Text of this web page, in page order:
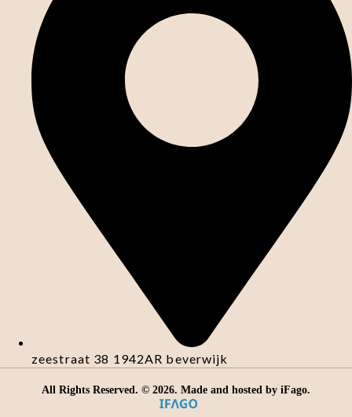
zeestraat 38 1942AR beverwijk
All Rights Reserved. © 2026. Made and hosted by iFago.